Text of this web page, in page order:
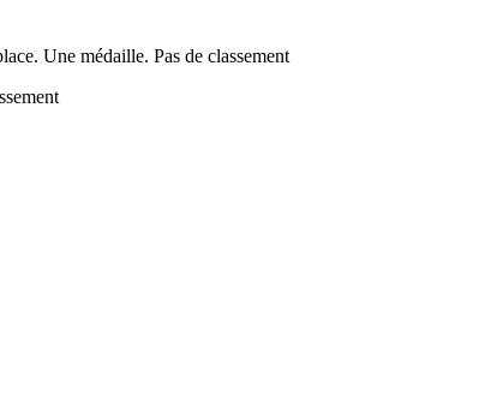
Une médaille. Pas de classement